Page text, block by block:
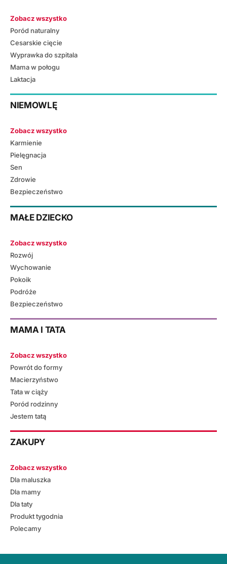
Zobacz wszystko
Poród naturalny
Cesarskie cięcie
Wyprawka do szpitala
Mama w połogu
Laktacja
NIEMOWLĘ
Zobacz wszystko
Karmienie
Pielęgnacja
Sen
Zdrowie
Bezpieczeństwo
MAŁE DZIECKO
Zobacz wszystko
Rozwój
Wychowanie
Pokoik
Podróże
Bezpieczeństwo
MAMA I TATA
Zobacz wszystko
Powrót do formy
Macierzyństwo
Tata w ciąży
Poród rodzinny
Jestem tatą
ZAKUPY
Zobacz wszystko
Dla maluszka
Dla mamy
Dla taty
Produkt tygodnia
Polecamy